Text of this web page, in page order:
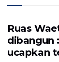
Ruas
dibangun
ucapkan